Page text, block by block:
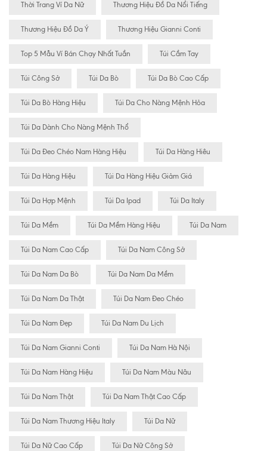
Thời Trang Ví Da Nữ Thương Hiệu Đồ Da Nổi Tiếng
Thương Hiệu Đồ Da Ý Thương Hiệu Gianni Conti
Top 5 Mẫu Ví Bán Chạy Nhất Tuần Túi Cầm Tay
Túi Công Sở Túi Da Bò Túi Da Bò Cao Cấp
Túi Da Bò Hàng Hiệu Túi Da Cho Nàng Mệnh Hỏa
Túi Da Dành Cho Nàng Mệnh Thổ
Túi Da Đeo Chéo Nam Hàng Hiệu Túi Da Hàng Hiêu
Túi Da Hàng Hiệu Túi Da Hàng Hiệu Giảm Giá
Túi Da Hợp Mệnh Túi Da Ipad Túi Da Italy
Túi Da Mềm Túi Da Mềm Hàng Hiệu Túi Da Nam
Túi Da Nam Cao Cấp Túi Da Nam Công Sở
Túi Da Nam Da Bò Túi Da Nam Da Mềm
Túi Da Nam Da Thật Túi Da Nam Đeo Chéo
Túi Da Nam Đẹp Túi Da Nam Du Lịch
Túi Da Nam Gianni Conti Túi Da Nam Hà Nội
Túi Da Nam Hàng Hiệu Túi Da Nam Màu Nâu
Túi Da Nam Thật Túi Da Nam Thật Cao Cấp
Túi Da Nam Thương Hiệu Italy Túi Da Nữ
Túi Da Nữ Cao Cấp Túi Da Nữ Công Sở